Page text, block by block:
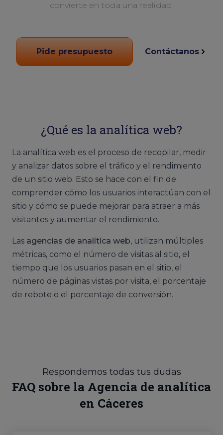
convierte en toda una realidad.
Pide presupuesto Contáctanos
¿Qué es la analítica web?
La analítica web es el proceso de recopilar, medir
y analizar datos sobre el tráfico y el rendimiento
de un sitio web. Esto se hace con el fin de
comprender cómo los usuarios interactúan con el
sitio y cómo se puede mejorar para atraer a más
visitantes y aumentar el rendimiento.
Las agencias de analítica web, utilizan múltiples
métricas, como el número de visitas al sitio, el
tiempo que los usuarios pasan en el sitio, el
número de páginas vistas por visita, el porcentaje
de rebote o el porcentaje de conversión.
Respondemos todas tus dudas
FAQ sobre la Agencia de analítica
en Cáceres